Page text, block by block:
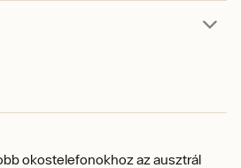
okostelefonokhoz az ausztrál